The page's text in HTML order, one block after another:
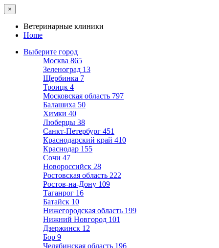
×
Ветеринарные клиники
Home
Выберите город
Москва 865
Зеленоград 13
Щербинка 7
Троицк 4
Московская область 797
Балашиха 50
Химки 40
Люберцы 38
Санкт-Петербург 451
Краснодарский край 410
Краснодар 155
Сочи 47
Новороссийск 28
Ростовская область 222
Ростов-на-Дону 109
Таганрог 16
Батайск 10
Нижегородская область 199
Нижний Новгород 101
Дзержинск 12
Бор 9
Челябинская область 196